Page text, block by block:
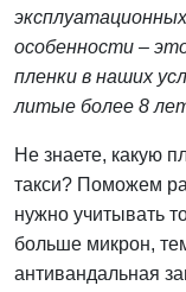
особенности –
пленки в наших
литые более 8
Не знаете, какую
такси? Поможем
нужно учитывать
больше микрон,
антивандальная